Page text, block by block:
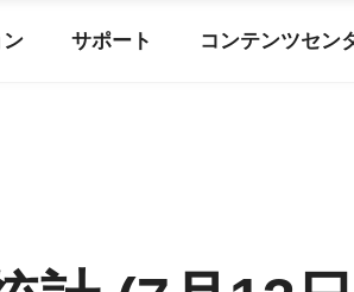
ン サポート コンテンツセン